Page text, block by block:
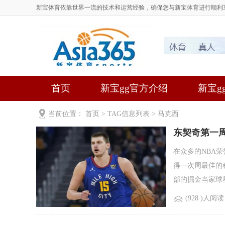
新宝体育依靠世界一流的技术和运营经验，确保您与新宝体育进行顺利
首页 新宝gg官方介绍 新宝
当前位置： 首页 > TAG信息列表 > 马克西
东契奇第一
在众多的NBA
得一次周最佳的
部的掘金当家球
(928 )人阅读